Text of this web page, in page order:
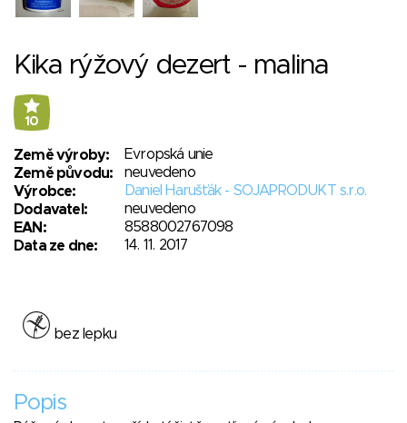
Kika rýžový dezert - malina
10
Země výroby:
Evropská unie
Země původu:
neuvedeno
Výrobce:
Daniel Harušťák - SOJAPRODUKT s.r.o.
Dodavatel:
neuvedeno
EAN:
8588002767098
Data ze dne:
14. 11. 2017
bez lepku
Popis